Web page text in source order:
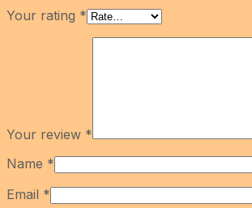
Your rating *
Your review *
Name *
Email *